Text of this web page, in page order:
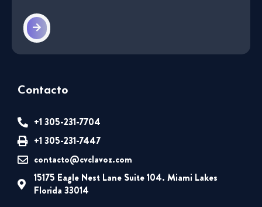
Contacto
+1 305-231-7704
+1 305-231-7447
contacto@cvclavoz.com
15175 Eagle Nest Lane Suite 104. Miami Lakes
Florida 33014